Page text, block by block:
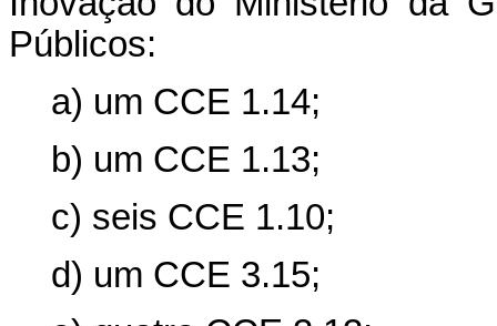
Públicos:
a) um CCE 1.14;
b) um CCE 1.13;
c) seis CCE 1.10;
d) um CCE 3.15;